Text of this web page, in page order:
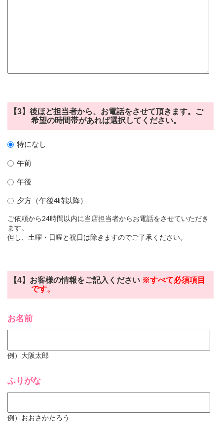
【3】後ほど担当者から、お電話をさせて頂きます。ご
希望の時間帯があれば選択してください。
特になし
午前
午後
夕方（午後4時以降）
ご依頼から24時間以内に当店担当者からお電話をさせていただき
ます。
但し、土曜・日曜と祝日は除きますのでご了承ください。
【4】お客様の情報をご記入ください ※すべて必須項目
です。
お名前
例）大阪太郎
ふりがな
例）おおさかたろう